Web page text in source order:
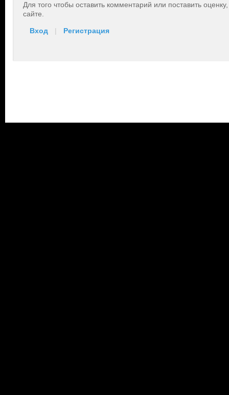
Для того чтобы оставить комментарий или поставить
сайте.
Вход | Регистрация